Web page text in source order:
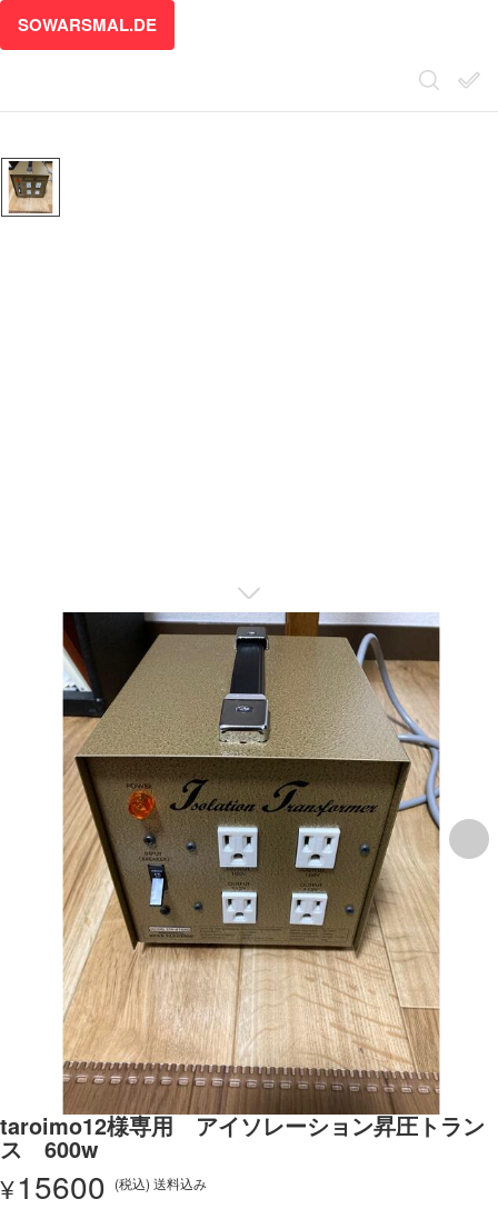
SOWARSMAL.DE
taroimo12様専用 アイソレーション昇圧トラン
ス 600w
¥15600 (税込) 送料込み